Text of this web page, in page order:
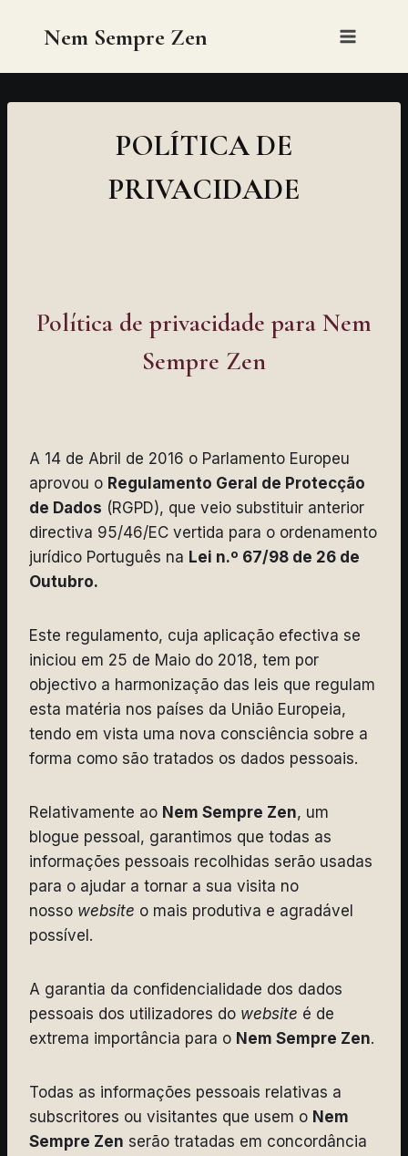
Nem Sempre Zen
POLÍTICA DE
PRIVACIDADE
Política de privacidade para Nem
Sempre Zen
A 14 de Abril de 2016 o Parlamento Europeu
aprovou o Regulamento Geral de Protecção
de Dados (RGPD), que veio substituir anterior
directiva 95/46/EC vertida para o ordenamento
jurídico Português na Lei n.º 67/98 de 26 de
Outubro.
Este regulamento, cuja aplicação efectiva se
iniciou em 25 de Maio do 2018, tem por
objectivo a harmonização das leis que regulam
esta matéria nos países da União Europeia,
tendo em vista uma nova consciência sobre a
forma como são tratados os dados pessoais.
Relativamente ao Nem Sempre Zen, um
blogue pessoal, garantimos que todas as
informações pessoais recolhidas serão usadas
para o ajudar a tornar a sua visita no
nosso website o mais produtiva e agradável
possível.
A garantia da confidencialidade dos dados
pessoais dos utilizadores do website é de
extrema importância para o Nem Sempre Zen.
Todas as informações pessoais relativas a
subscritores ou visitantes que usem o Nem
Sempre Zen serão tratadas em concordância